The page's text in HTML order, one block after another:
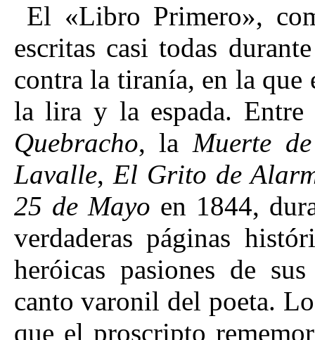
El «Libro Primero»,
escritas casi todas
contra la tiranía, en la
la lira y la espada.
Quebracho, laMuerte
Lavalle, El Grito de
25 de Mayo en 1844,
verdaderas páginas
heróicas pasiones de
canto varonil del poeta.
que el proscripto